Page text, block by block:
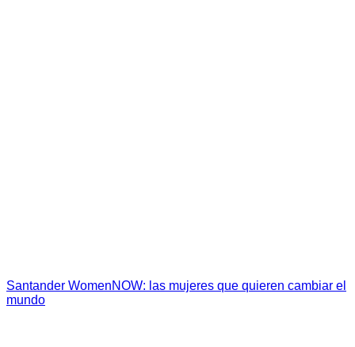
Santander WomenNOW: las mujeres que quieren cambiar el
mundo